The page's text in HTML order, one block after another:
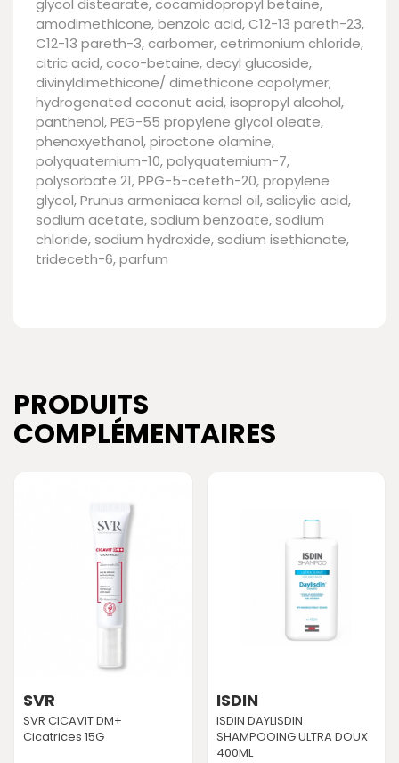
glycol distearate, cocamidopropyl betaine,
amodimethicone, benzoic acid, C12-13 pareth-23,
C12-13 pareth-3, carbomer, cetrimonium chloride,
citric acid, coco-betaine, decyl glucoside,
divinyldimethicone/ dimethicone copolymer,
hydrogenated coconut acid, isopropyl alcohol,
panthenol, PEG-55 propylene glycol oleate,
phenoxyethanol, piroctone olamine,
polyquaternium-10, polyquaternium-7,
polysorbate 21, PPG-5-ceteth-20, propylene
glycol, Prunus armeniaca kernel oil, salicylic acid,
sodium acetate, sodium benzoate, sodium
chloride, sodium hydroxide, sodium isethionate,
trideceth-6, parfum
PRODUITS
COMPLÉMENTAIRES
SVR
SVR CICAVIT DM+
Cicatrices 15G
ISDIN
ISDIN DAYLISDIN
SHAMPOOING ULTRA DOUX
400ML